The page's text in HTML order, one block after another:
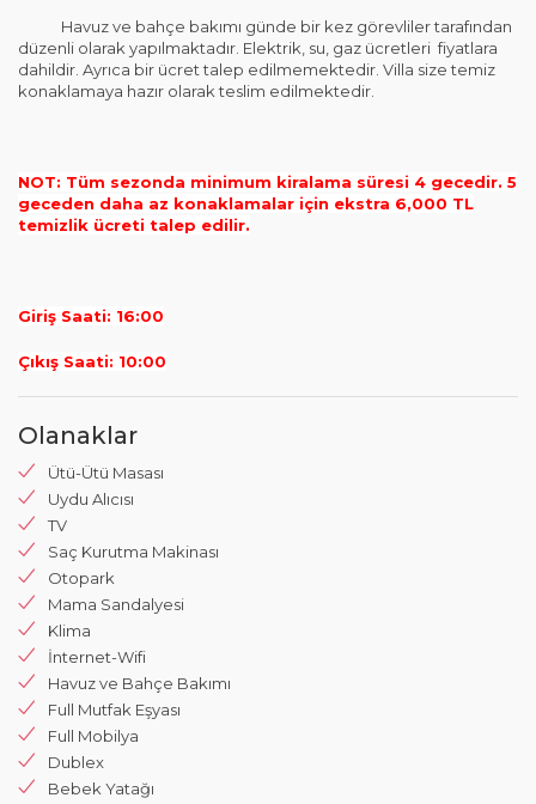
Havuz ve bahçe bakımı günde bir kez görevliler tarafından
düzenli olarak yapılmaktadır. Elektrik, su, gaz ücretleri fiyatlara
dahildir. Ayrıca bir ücret talep edilmemektedir. Villa size temiz
konaklamaya hazır olarak teslim edilmektedir.
NOT: Tüm sezonda minimum kiralama süresi 4 gecedir. 5
geceden daha az konaklamalar için ekstra 6,000 TL
temizlik ücreti talep edilir.
Giriş Saati: 16:00
Çıkış Saati: 10:00
Olanaklar
Ütü-Ütü Masası
Uydu Alıcısı
TV
Saç Kurutma Makinası
Otopark
Mama Sandalyesi
Klima
İnternet-Wifi
Havuz ve Bahçe Bakımı
Full Mutfak Eşyası
Full Mobilya
Dublex
Bebek Yatağı